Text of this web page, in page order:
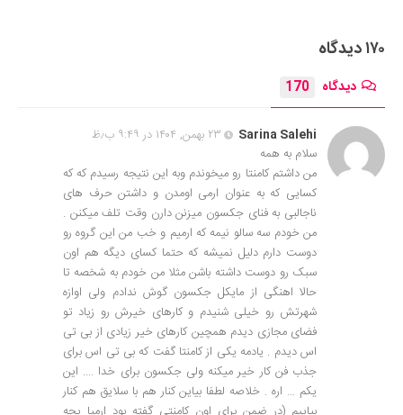
۱۷۰ دیدگاه
دیدگاه 170
Sarina Salehi
۲۳ بهمن, ۱۴۰۴ در ۹:۴۹ ب٫ظ
سلام به همه
من داشتم کامنتا رو میخوندم وبه این نتیجه رسیدم که که
کسایی که به عنوان ارمی اومدن و داشتن حرف های
ناجالبی به فنای جکسون میزنن دارن وقت تلف میکنن .
من خودم سه سالو نیمه که ارمیم و خب من این گروه رو
دوست دارم دلیل نمیشه که حتما کسای دیگه هم اون
سبک رو دوست داشته باشن مثلا من خودم به شخصه تا
حالا اهنگی از مایکل جکسون گوش ندادم ولی اوازه
شهرتش رو خیلی شنیدم و کارهای خیرش رو زیاد تو
فضای مجازی دیدم همچین کارهای خیر زیادی از بی تی
اس دیدم . یادمه یکی از کامنتا گفت که بی تی اس برای
جذب فن کار خیر میکنه ولی جکسون برای خدا …. این
یکم … اره . خلاصه لطفا بیاین کنار هم با سلایق هم کنار